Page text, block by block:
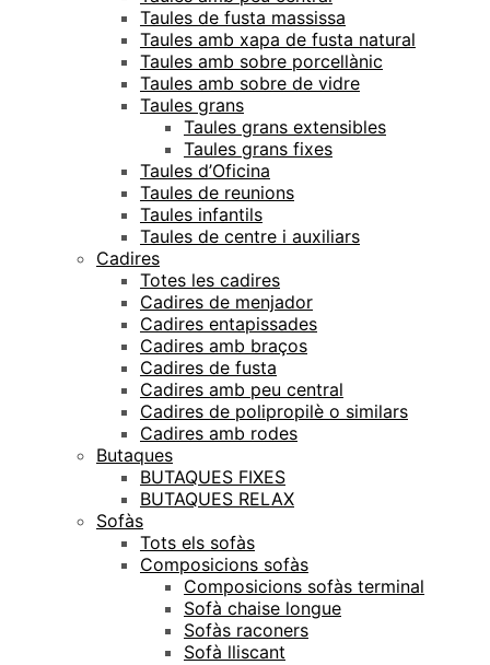
Taules de fusta massissa
Taules amb xapa de fusta natural
Taules amb sobre porcellànic
Taules amb sobre de vidre
Taules grans
Taules grans extensibles
Taules grans fixes
Taules d’Oficina
Taules de reunions
Taules infantils
Taules de centre i auxiliars
Cadires
Totes les cadires
Cadires de menjador
Cadires entapissades
Cadires amb braços
Cadires de fusta
Cadires amb peu central
Cadires de polipropilè o similars
Cadires amb rodes
Butaques
BUTAQUES FIXES
BUTAQUES RELAX
Sofàs
Tots els sofàs
Composicions sofàs
Composicions sofàs terminal
Sofà chaise longue
Sofàs raconers
Sofà lliscant